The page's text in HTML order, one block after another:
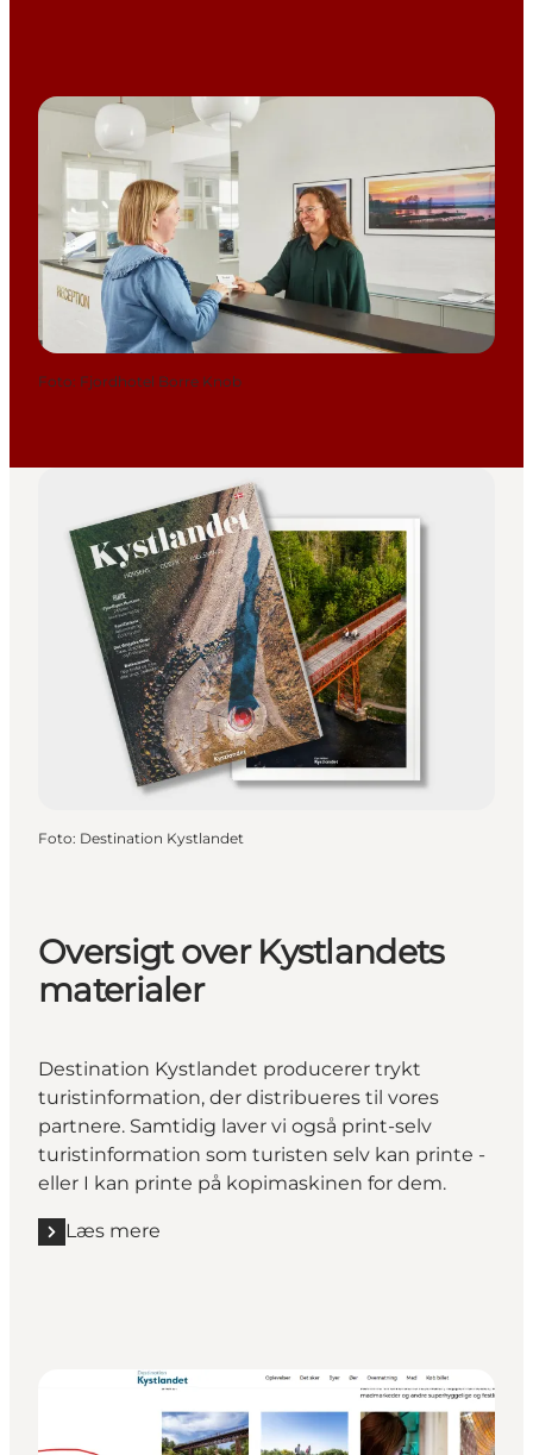
Foto: Fjordhotel Borre Knob
Foto: Destination Kystlandet
Oversigt over Kystlandets
materialer
Destination Kystlandet producerer trykt
turistinformation, der distribueres til vores
partnere. Samtidig laver vi også print-selv
turistinformation som turisten selv kan printe -
eller I kan printe på kopimaskinen for dem.
Læs mere
Læs mere "Oversigt over Kystlandets materialer"